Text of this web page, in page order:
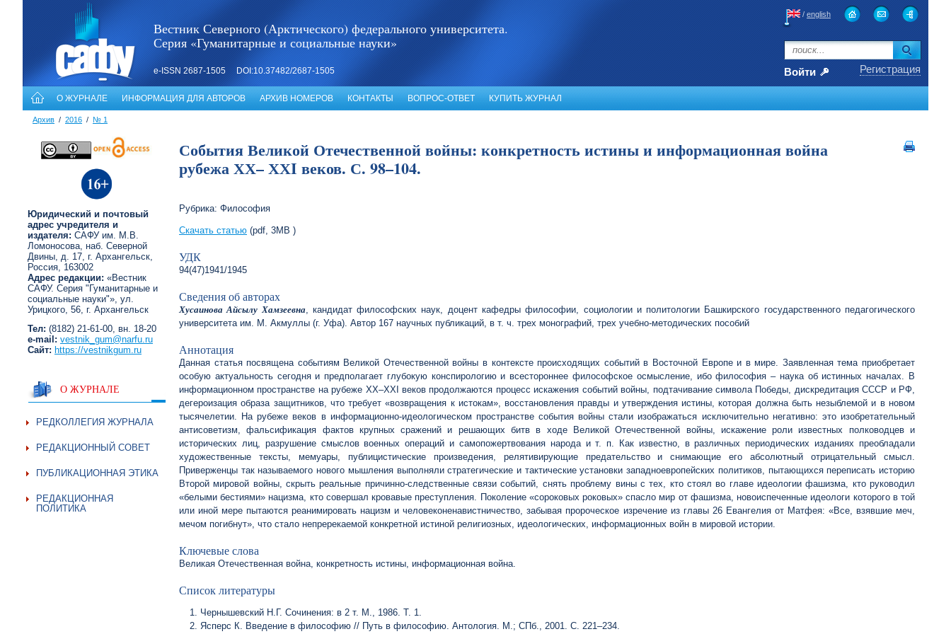
Вестник Северного (Арктического) федерального университета.
Серия «Гуманитарные и социальные науки»
e-ISSN 2687-1505 DOI:10.37482/2687-1505
/ english
Войти Регистрация
О ЖУРНАЛЕ ИНФОРМАЦИЯ ДЛЯ АВТОРОВ АРХИВ НОМЕРОВ КОНТАКТЫ ВОПРОС-ОТВЕТ КУПИТЬ ЖУРНАЛ
Архив / 2016 / № 1
Юридический и почтовый
адрес учредителя и
издателя: САФУ им. М.В.
Ломоносова, наб. Северной
Двины, д. 17, г. Архангельск,
Россия, 163002
Адрес редакции: «Вестник
САФУ. Серия "Гуманитарные и
социальные науки"», ул.
Урицкого, 56, г. Архангельск
Тел: (8182) 21-61-00, вн. 18-20
e-mail: vestnik_gum@narfu.ru
Сайт: https://vestnikgum.ru
О ЖУРНАЛЕ
РЕДКОЛЛЕГИЯ ЖУРНАЛА
РЕДАКЦИОННЫЙ СОВЕТ
ПУБЛИКАЦИОННАЯ ЭТИКА
РЕДАКЦИОННАЯ
ПОЛИТИКА
События Великой Отечественной войны: конкретность истины и информационная война
рубежа ХХ– ХХI веков. С. 98–104.
Рубрика: Философия
Скачать статью (pdf, 3MB )
УДК
94(47)1941/1945
Сведения об авторах
Хусаинова Айсылу Хамзеевна, кандидат философских наук, доцент кафедры философии, социологии и политологии Башкирского государственного педагогического
университета им. М. Акмуллы (г. Уфа). Автор 167 научных публикаций, в т. ч. трех монографий, трех учебно-методических пособий
Аннотация
Данная статья посвящена событиям Великой Отечественной войны в контексте происходящих событий в Восточной Европе и в мире. Заявленная тема приобретает
особую актуальность сегодня и предполагает глубокую конспирологию и всестороннее философское осмысление, ибо философия – наука об истинных началах. В
информационном пространстве на рубеже XX–XXI веков продолжаются процесс искажения событий войны, подтачивание символа Победы, дискредитация СССР и РФ,
дегероизация образа защитников, что требует «возвращения к истокам», восстановления правды и утверждения истины, которая должна быть незыблемой и в новом
тысячелетии. На рубеже веков в информационно-идеологическом пространстве события войны стали изображаться исключительно негативно: это изобретательный
антисоветизм, фальсификация фактов крупных сражений и решающих битв в ходе Великой Отечественной войны, искажение роли известных полководцев и
исторических лиц, разрушение смыслов военных операций и самопожертвования народа и т. п. Как известно, в различных периодических изданиях преобладали
художественные тексты, мемуары, публицистические произведения, релятивирующие предательство и снимающие его абсолютный отрицательный смысл.
Приверженцы так называемого нового мышления выполняли стратегические и тактические установки западноевропейских политиков, пытающихся переписать историю
Второй мировой войны, скрыть реальные причинно-следственные связи событий, снять проблему вины с тех, кто стоял во главе идеологии фашизма, кто руководил
«белыми бестиями» нацизма, кто совершал кровавые преступления. Поколение «сороковых роковых» спасло мир от фашизма, новоиспеченные идеологи которого в той
или иной мере пытаются реанимировать нацизм и человеконенавистничество, забывая пророческое изречение из главы 26 Евангелия от Матфея: «Все, взявшие меч,
мечом погибнут», что стало непререкаемой конкретной истиной религиозных, идеологических, информационных войн в мировой истории.
Ключевые слова
Великая Отечественная война, конкретность истины, информационная война.
Список литературы
Чернышевский Н.Г. Сочинения: в 2 т. М., 1986. Т. 1.
Ясперс К. Введение в философию // Путь в философию. Антология. М.; СПб., 2001. С. 221–234.